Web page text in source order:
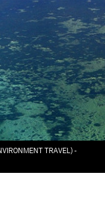
TRAVEL) -